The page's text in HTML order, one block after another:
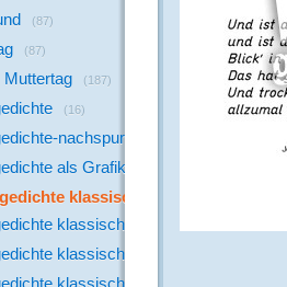
(87)
(87)
(187)
(16)
nachspuren
als Grafik
klassisch
klassisch LA
klassisch SAS
klassisch VA